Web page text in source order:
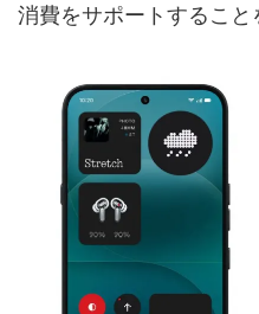
消費をサポートすること